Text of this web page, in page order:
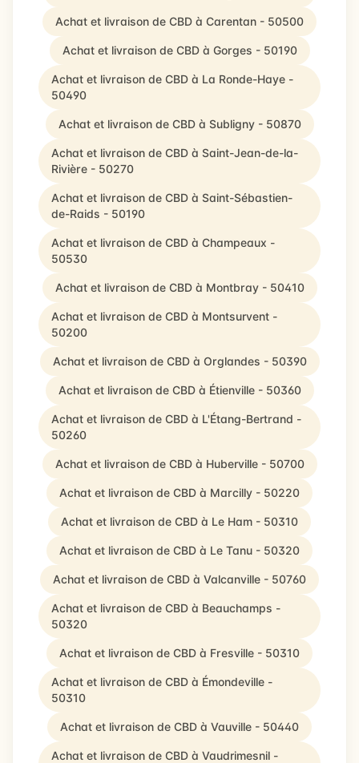
Achat et livraison de CBD à Carentan - 50500
Achat et livraison de CBD à Gorges - 50190
Achat et livraison de CBD à La Ronde-Haye -
50490
Achat et livraison de CBD à Subligny - 50870
Achat et livraison de CBD à Saint-Jean-de-la-
Rivière - 50270
Achat et livraison de CBD à Saint-Sébastien-
de-Raids - 50190
Achat et livraison de CBD à Champeaux -
50530
Achat et livraison de CBD à Montbray - 50410
Achat et livraison de CBD à Montsurvent -
50200
Achat et livraison de CBD à Orglandes - 50390
Achat et livraison de CBD à Étienville - 50360
Achat et livraison de CBD à L'Étang-Bertrand -
50260
Achat et livraison de CBD à Huberville - 50700
Achat et livraison de CBD à Marcilly - 50220
Achat et livraison de CBD à Le Ham - 50310
Achat et livraison de CBD à Le Tanu - 50320
Achat et livraison de CBD à Valcanville - 50760
Achat et livraison de CBD à Beauchamps -
50320
Achat et livraison de CBD à Fresville - 50310
Achat et livraison de CBD à Émondeville -
50310
Achat et livraison de CBD à Vauville - 50440
Achat et livraison de CBD à Vaudrimesnil -